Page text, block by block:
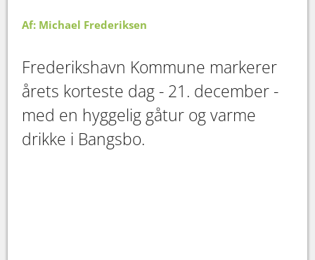
Af: Michael Frederiksen
​​​​​​​Frederikshavn Kommune markerer
årets korteste dag - 21. december -
med en hyggelig gåtur og varme
drikke i Bangsbo.